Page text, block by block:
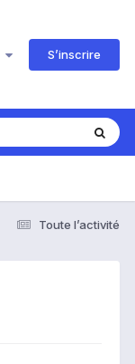
S’inscrire
Toute l’activité